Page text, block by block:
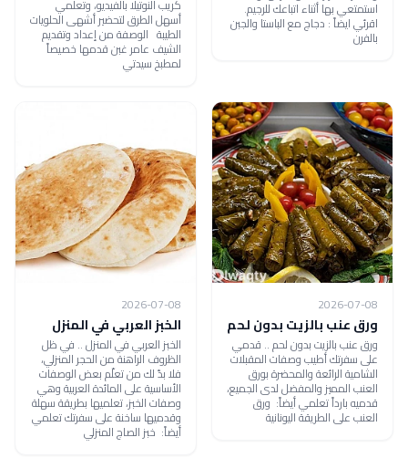
استمتعي بها أثناء اتباعك للرجيم.
اقرئي ايضاً : دجاج مع الباستا والجبن
بالفرن
كريب النوتيلا بالفيديو، وتعلمي
أسهل الطرق لتحضير أشهى الحلويات
الطيبة الوصفة من إعداد وتقديم
الشيف عامر غبن قدمها خصيصاً
لمطبخ سيدتي
2026-07-08
ورق عنب بالزيت بدون لحم
ورق عنب بالزيت بدون لحم .. قدمي
على سفرتك أطيب وصفات المقبلات
الشامية الرائعة والمحضرة بورق
العنب المميز والمفضل لدى الجميع،
قدميه بارداً تعلمي أيضاً: ورق
العنب على الطريقة اليونانية
2026-07-08
الخبز العربي في المنزل
الخبز العربي في المنزل .. في ظل
الظروف الراهنة من الحجر المنزلي،
فلا بدّ لك من تعلّم بعض الوصفات
الأساسية على المائدة العربية وهي
وصفات الخبز، تعلميها بطريقة سهلة
وقدميها ساخنة على سفرتك تعلمي
أيضاً: خبز الصاج المنزلي